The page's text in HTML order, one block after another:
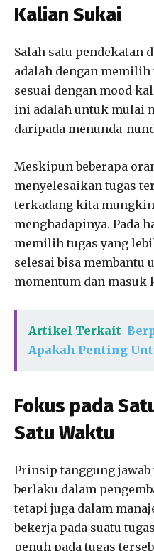
Kalian Sukai
Salah satu pendekatan
adalah dengan memilih
sesuai dengan mood
ini adalah untuk mulai
daripada menunda-
Meskipun beberapa
menyelesaikan tugas
terkadang kita
menghadapinya. Pada
memilih tugas yang
selesai bisa membantu
momentum dan masuk
Artikel Terkait
Apakah Penting
Fokus pada
Satu Waktu
Prinsip tanggung
berlaku dalam
tetapi juga dalam
bekerja pada suatu
penuh pada tugas